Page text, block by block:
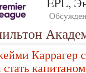
Каррагер